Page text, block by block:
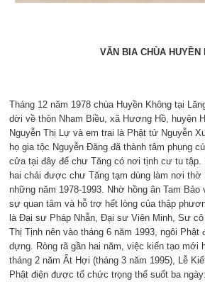
VĂN BIA CHÙA HUYỀN
Tháng 12 năm 1978 chùa Huyền Không tại
dời về thôn Nham Biều, xã Hương Hồ, huyện
Nguyễn Thị Lự và em trai là Phật tử Nguyễn
họ gia tộc Nguyễn Đăng đã thành tâm phụng
cửa tại đây để chư Tăng có nơi tịnh cư tu tập.
hai chái được chư Tăng tạm dùng làm nơi
những năm 1978-1993. Nhờ hồng ân Tam
sự quan tâm và hỗ trợ hết lòng của thập
là Đại sư Pháp Nhẫn, Đại sư Viên Minh, Sư
Thị Tịnh nên vào tháng 6 năm 1993, ngôi
dựng. Ròng rã gần hai năm, việc kiến tạo mới
tháng 2 năm Ất Hợi (tháng 3 năm 1995), Lễ
Phật điện được tổ chức trọng thể suốt ba